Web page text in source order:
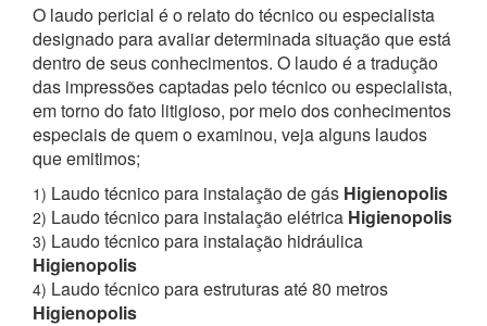
O laudo pericial é o relato do técnico ou especialista
designado para avaliar determinada situação que está
dentro de seus conhecimentos. O laudo é a tradução
das impressões captadas pelo técnico ou especialista,
em torno do fato litigioso, por meio dos conhecimentos
especiais de quem o examinou, veja alguns laudos
que emitimos;
1) Laudo técnico para instalação de gás Higienopolis
2) Laudo técnico para instalação elétrica Higienopolis
3) Laudo técnico para instalação hidráulica
Higienopolis
4) Laudo técnico para estruturas até 80 metros
Higienopolis